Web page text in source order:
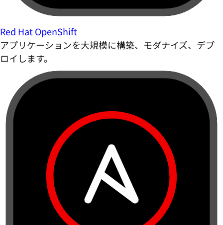
Red Hat OpenShift
アプリケーションを大規模に構築、モダナイズ、デプ
ロイします。